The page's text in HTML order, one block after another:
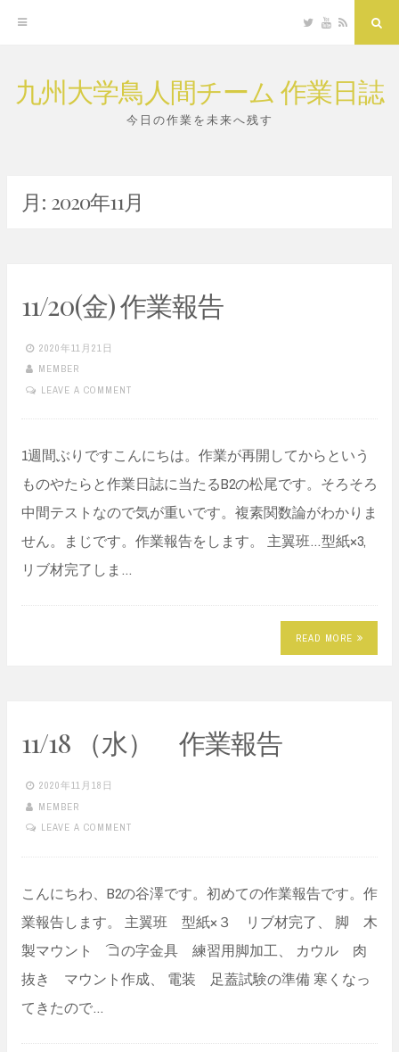
Skip
Twitter
YouTube
RSS
九州大学鳥人間チーム 作業日誌
今日の作業を未来へ残す
月: 2020年11月
11/20(金) 作業報告
2020年11月21日
MEMBER
LEAVE A COMMENT
1週間ぶりですこんにちは。作業が再開してからという
ものやたらと作業日誌に当たるB2の松尾です。そろそろ
中間テストなので気が重いです。複素関数論がわかりま
せん。まじです。作業報告をします。 主翼班…型紙×3,
リブ材完了しま…
READ MORE
11/18 （水） 作業報告
2020年11月18日
MEMBER
LEAVE A COMMENT
こんにちわ、B2の谷澤です。初めての作業報告です。作
業報告します。 主翼班 型紙×３ リブ材完了、 脚 木
製マウント ͡コの字金具 練習用脚加工、 カウル 肉
抜き マウント作成、 電装 足蓋試験の準備 寒くなっ
てきたので…